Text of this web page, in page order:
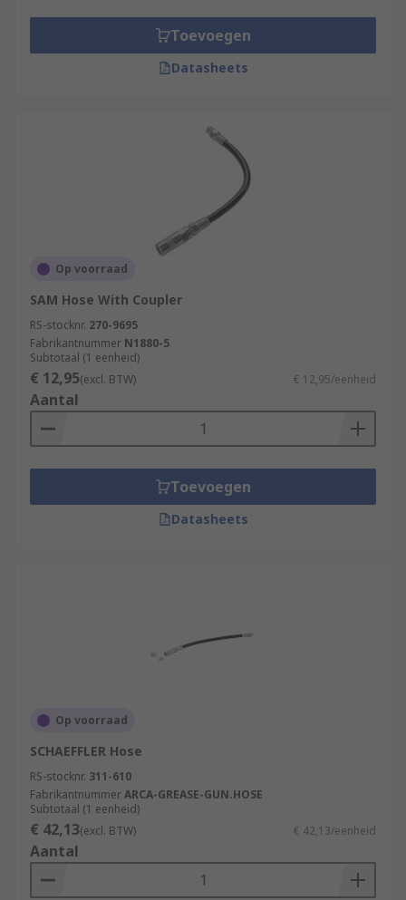
Toevoegen
Datasheets
Op voorraad
SAM Hose With Coupler
RS-stocknr. 270-9695
Fabrikantnummer N1880-5
Subtotaal (1 eenheid)
€ 12,95(excl. BTW) € 12,95/eenheid
Aantal
Toevoegen
Datasheets
Op voorraad
SCHAEFFLER Hose
RS-stocknr. 311-610
FabrikantnummerARCA-GREASE-GUN.HOSE
Subtotaal (1 eenheid)
€ 42,13(excl. BTW) € 42,13/eenheid
Aantal